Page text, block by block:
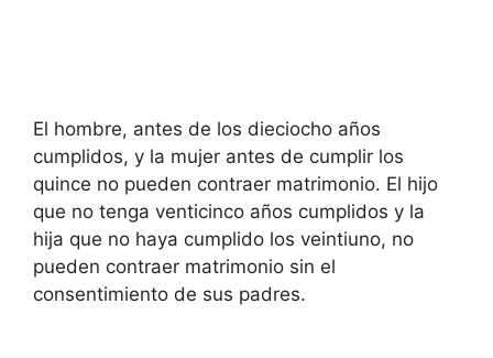
El hombre, antes de los dieciocho años
cumplidos, y la mujer antes de cumplir los
quince no pueden contraer matrimonio. El hijo
que no tenga venticinco años cumplidos y la
hija que no haya cumplido los veintiuno, no
pueden contraer matrimonio sin el
consentimiento de sus padres.